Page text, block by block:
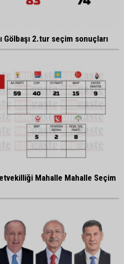
Gölbaşı 2.tur seçim sonuçları
Mahalle Mahalle Seçim